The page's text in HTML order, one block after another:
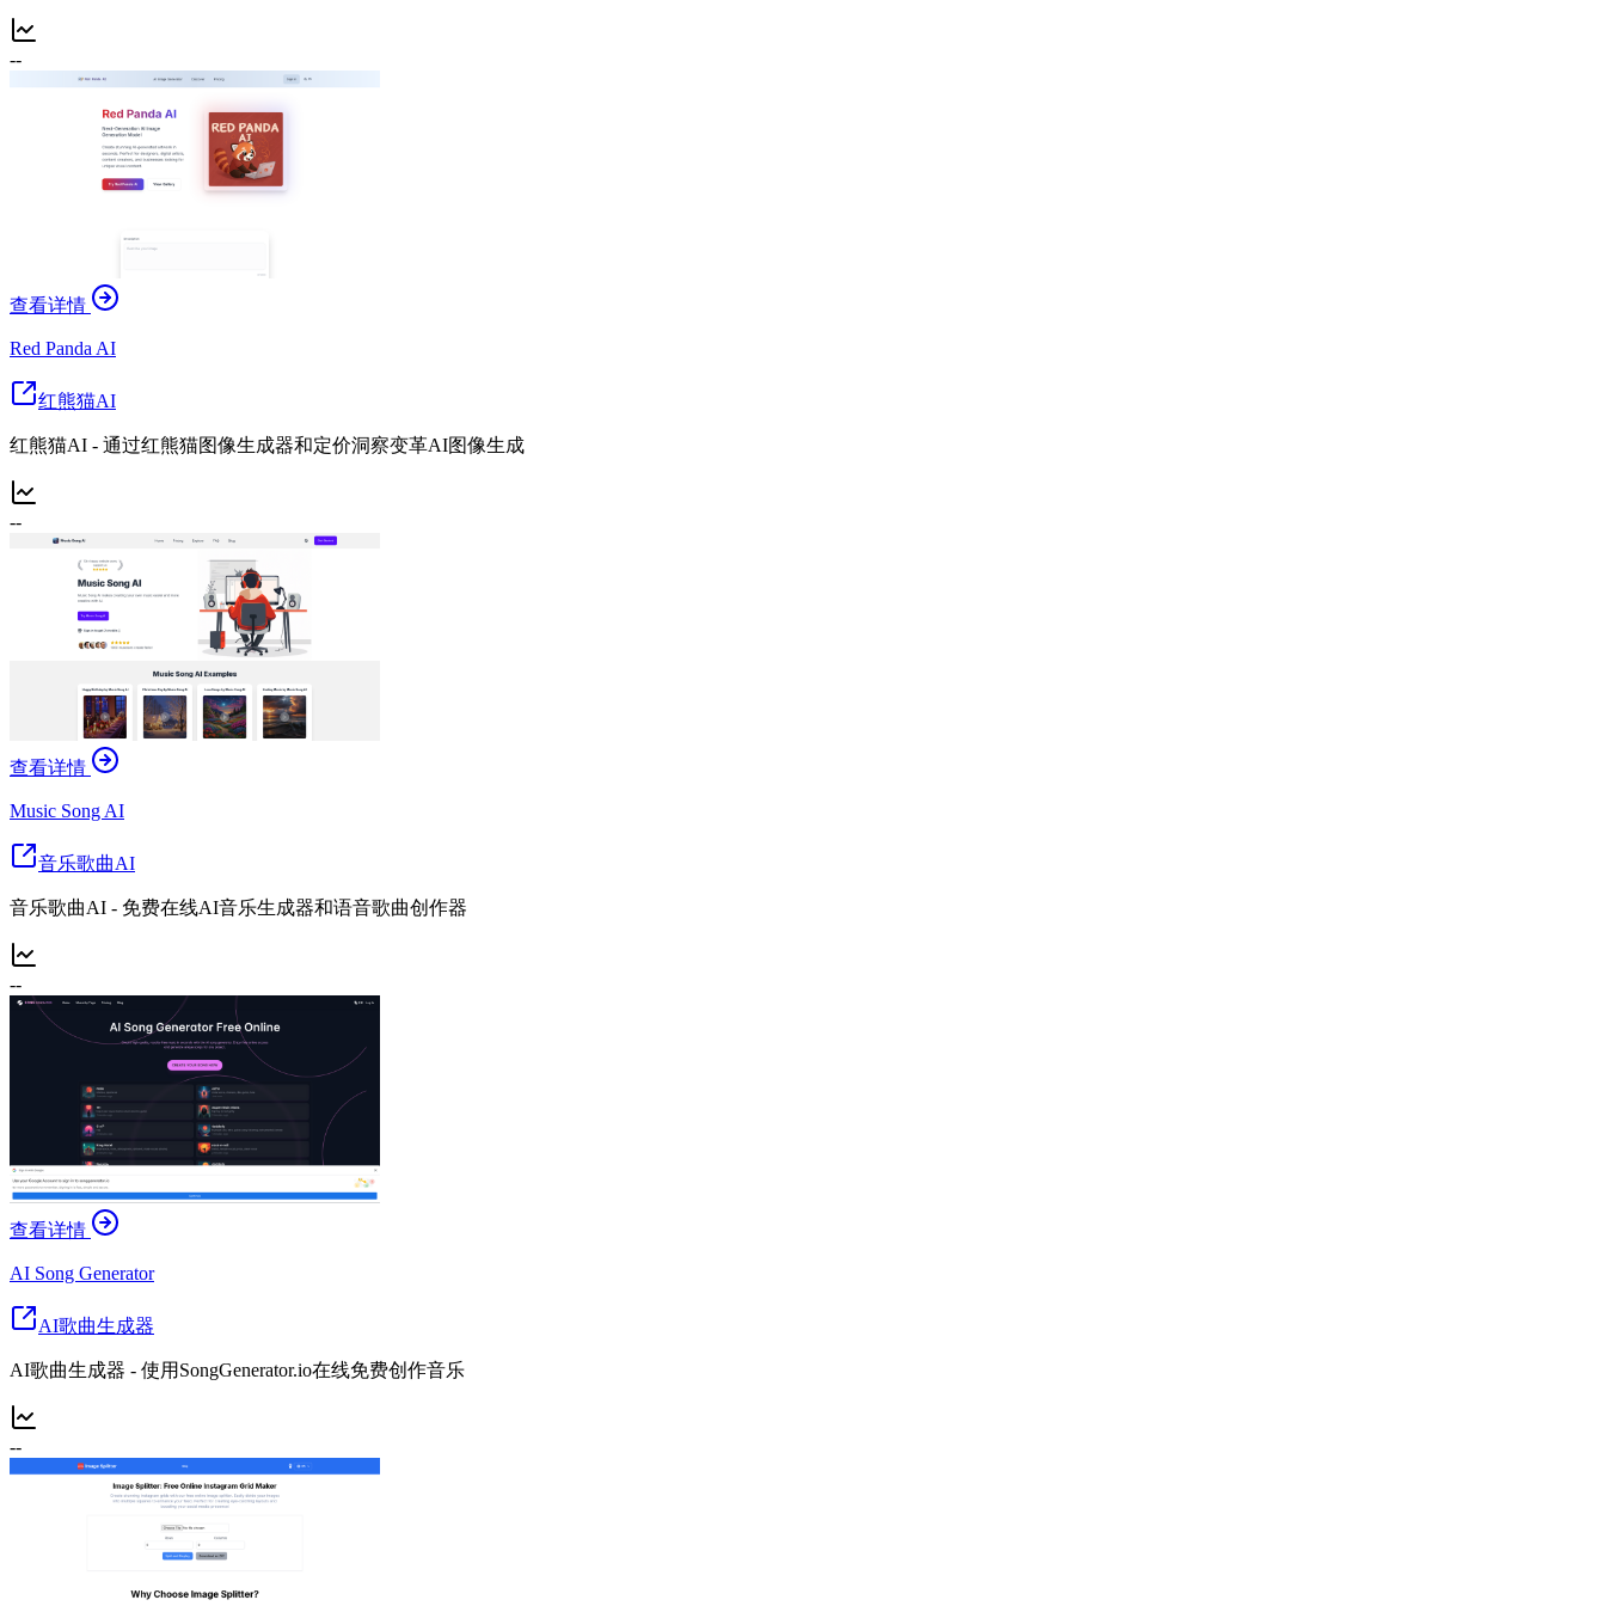
--
查看详情
Red Panda AI
红熊猫AI
红熊猫AI - 通过红熊猫图像生成器和定价洞察变革AI图像生成
--
查看详情
Music Song AI
音乐歌曲AI
音乐歌曲AI - 免费在线AI音乐生成器和语音歌曲创作器
--
查看详情
AI Song Generator
AI歌曲生成器
AI歌曲生成器 - 使用SongGenerator.io在线免费创作音乐
--